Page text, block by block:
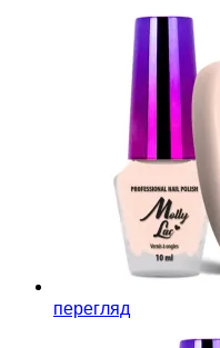
перегляд